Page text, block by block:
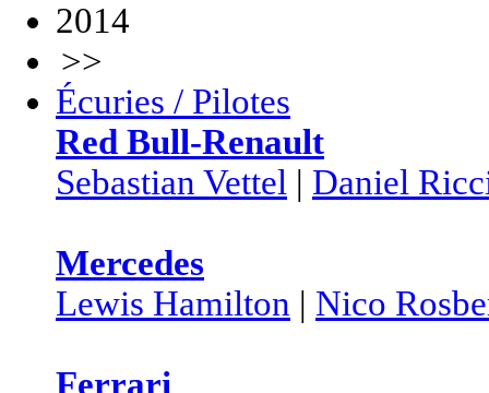
2014
>>
Écuries / Pilotes
Red Bull-Renault
Sebastian Vettel | Daniel
Mercedes
Lewis Hamilton | Nico
Ferrari